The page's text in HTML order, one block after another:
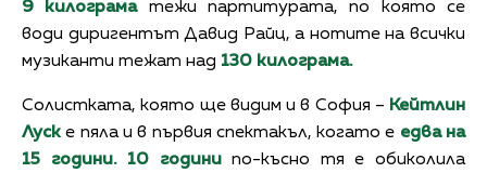
9 килограматежи партитурата, по която се
води диригентът Давид Райц, а нотите на всички
музиканти тежат над 130 килограма.
Солистката, която ще видим и в София – Кейтлин
Луске пяла и в първия спектакъл, когато е едва на
15 години.
10 годинипо-късно тя е обиколила